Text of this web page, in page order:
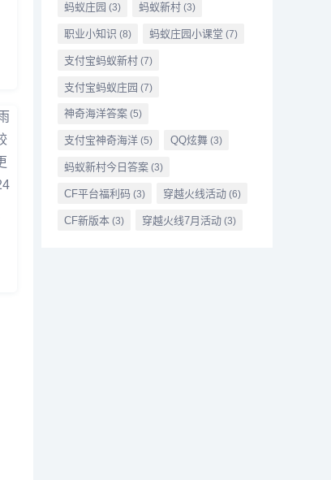
蚂蚁庄园 (3) 蚂蚁新村(3)
职业小知识 (8) 蚂蚁庄园小课堂 (7)
支付宝蚂蚁新村(7)
支付宝蚂蚁庄园 (7)
神奇海洋答案(5)
支付宝神奇海洋(5) QQ炫舞(3)
蚂蚁新村今日答案(3)
CF平台福利码 (3) 穿越火线活动(6)
CF新版本(3) 穿越火线7月活动(3)